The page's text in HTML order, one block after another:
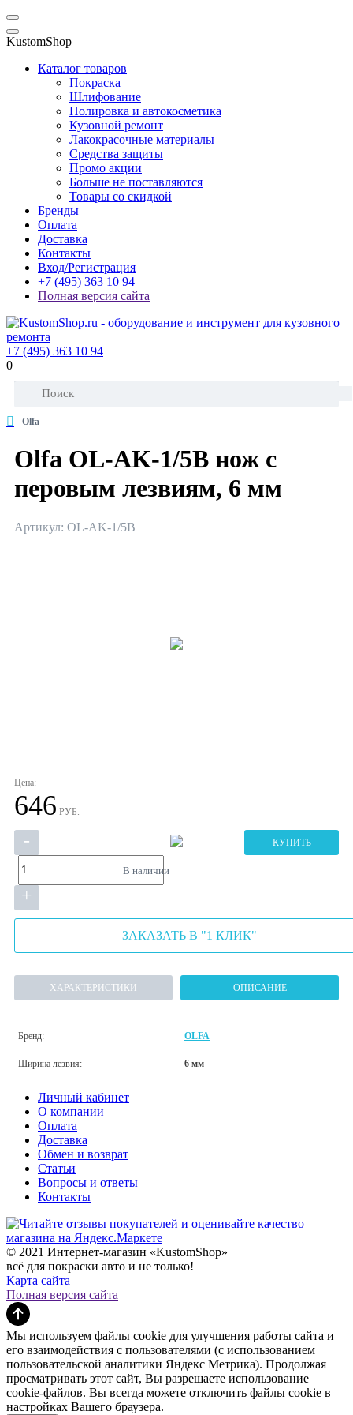
KustomShop
Каталог товаров
Покраска
Шлифование
Полировка и автокосметика
Кузовной ремонт
Лакокрасочные материалы
Средства защиты
Промо акции
Больше не поставляются
Товары со скидкой
Бренды
Оплата
Доставка
Контакты
Вход/Регистрация
+7 (495) 363 10 94
Полная версия сайта
+7 (495) 363 10 94
0
Olfa
Olfa OL-AK-1/5B нож с
перовым лезвиям, 6 мм
Артикул: OL-AK-1/5B
Цена:
646 РУБ.
-
+
КУПИТЬ
В наличии
ЗАКАЗАТЬ В "1 КЛИК"
ХАРАКТЕРИСТИКИ ОПИСАНИЕ
Бренд: OLFA
Ширина лезвия: 6 мм
Личный кабинет
О компании
Оплата
Доставка
Обмен и возврат
Статьи
Вопросы и ответы
Контакты
© 2021 Интернет-магазин «KustomShop»
всё для покраски авто и не только!
Карта сайта
Полная версия сайта
Мы используем файлы cookie для улучшения работы сайта и
его взаимодействия с пользователями (с использованием
пользовательской аналитики Яндекс Метрика). Продолжая
просматривать этот сайт, Вы разрешаете использование
cookie-файлов. Вы всегда можете отключить файлы cookie в
настройках Вашего браузера.